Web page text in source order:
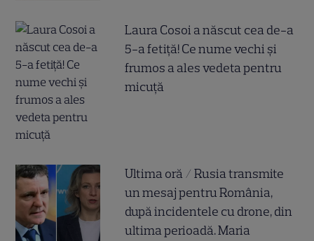
Laura Cosoi a născut cea de-a
5-a fetiță! Ce nume vechi și
frumos a ales vedeta pentru
micuță
Ultima oră / Rusia transmite
un mesaj pentru România,
după incidentele cu drone, din
ultima perioadă. Maria